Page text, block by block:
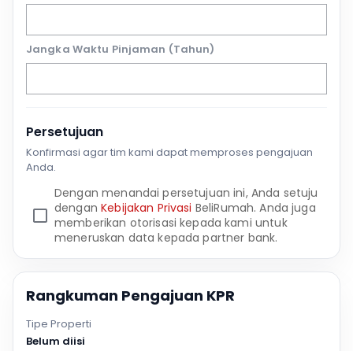
Jangka Waktu Pinjaman (Tahun)
Persetujuan
Konfirmasi agar tim kami dapat memproses pengajuan
Anda.
Dengan menandai persetujuan ini, Anda setuju
denganKebijakan Privasi BeliRumah. Anda juga
memberikan otorisasi kepada kami untuk
meneruskan data kepada partner bank.
Rangkuman Pengajuan KPR
Tipe Properti
Belum diisi